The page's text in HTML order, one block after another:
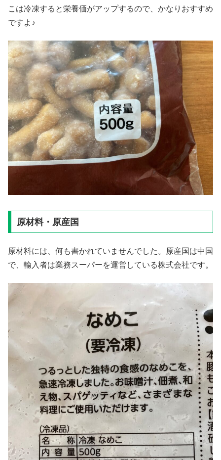
こは冷凍すると栄養価がアップするので、かなりおすすめ
ですよ♪
原材料・原産国
原材料には、何も書かれていませんでした。原産国は中国
で、輸入者は業務スーパーを運営している株式会社です。